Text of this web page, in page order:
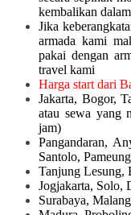
kembalikan
Jika
armada kami
pakai dengan
travel kami
Harga start dari
Jakarta, Bogor,
atau sewa yang
jam)
Pangandaran,
Santolo,
Tanjung Lesung,
Jogjakarta, Solo,
Surabaya,